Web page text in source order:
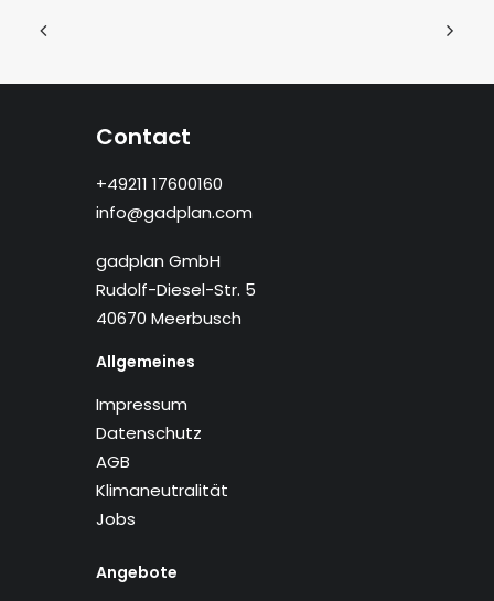
Contact
+49211 17600160
info@gadplan.com
gadplan GmbH
Rudolf-Diesel-Str. 5
40670 Meerbusch
Allgemeines
Impressum
Datenschutz
AGB
Klimaneutralität
Jobs
Angebote